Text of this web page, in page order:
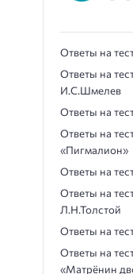
Ответы на
Ответы на
И.С.Шмелев
Ответы на
Ответы на
«Пигмалион»
Ответы на
Ответы на
Л.Н.Толстой
Ответы на
Ответы на
«Матрёнин